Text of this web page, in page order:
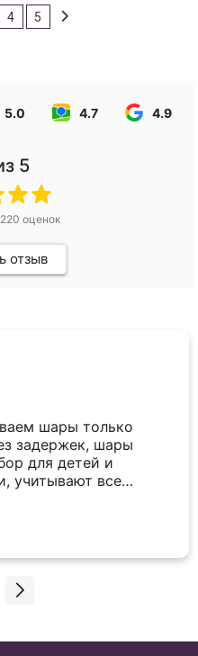
4 5
5.0 4.7 4.9
5
оценок
отзыв
шары только
задержек, шары
для детей и
учитывают все
в заказ.